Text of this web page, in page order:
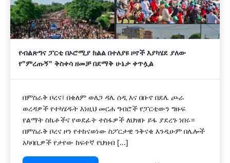
የብልጽግና ፓርቲ በኦሮሚያ ክልል በተለያዩ ዞኖች እያካሄደ ያለው
የ"ምረጡኝ" ቅስቀሳ ዘመቻ በደማቅ ሁኔታ ቀጥሏል
በምስራቅ ቦረና፣ በቄለም ወለጋ ዳሌ ሰዲ እና በቡኖ በደሌ ጮራ
ወረዳዎች የተካሄዱት እነዚህ መርሐ ግብሮች የፓርቲውን ግዙፍ
የልማት ስኬቶችና የወደፊት ተስፋዎች ለህዝቡ ይፋ ያደረጉ ነበሩ።
በምስራቅ ቦረና ዞን የተከናወነው ስፖርታዊ ንቅናቄ እንዲሁም በሌሎች
አካባቢዎች የታየው ከፍተኛ የህዝብ [...]